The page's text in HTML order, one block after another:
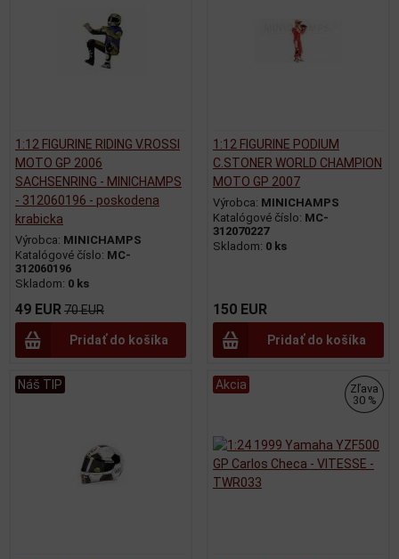
1:12 FIGURINE RIDING V.ROSSI
MOTO GP 2006
SACHSENRING - MINICHAMPS
- 312060196 - poskodena
krabicka
Výrobca: MINICHAMPS
Katalógové číslo: MC-
312060196
Skladom: 0 ks
49 EUR 70 EUR
Pridať do košíka
1:12 FIGURINE PODIUM
C.STONER WORLD CHAMPION
MOTO GP 2007
Výrobca: MINICHAMPS
Katalógové číslo: MC-
312070227
Skladom: 0 ks
150 EUR
Pridať do košíka
Náš TIP Akcia
Zľava
30 %